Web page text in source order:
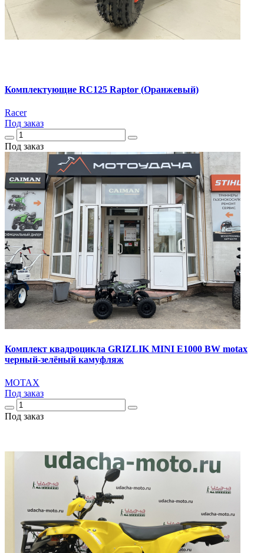
Комплектующие RC125 Raptor (Оранжевый)
Racer
Под заказ
Под заказ
Комплект квадроцикла GRIZLIK MINI E1000 BW motax
черный-зелёный камуфляж
MOTAX
Под заказ
Под заказ